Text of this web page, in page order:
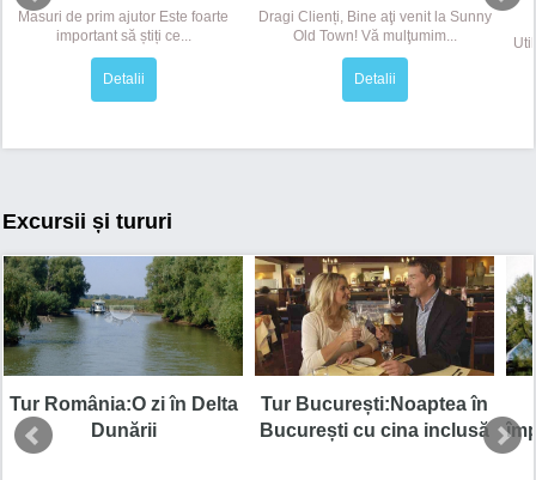
Masuri de prim ajutor Este foarte
important să știți ce...
Detalii
Dragi Clienți, Bine aţi venit la Sunny
Old Town! Vă mulţumim...
Detalii
Excursii și tururi
Tur România:O zi în Delta
Dunării
Tur București:Noaptea în
București cu cina inclusă